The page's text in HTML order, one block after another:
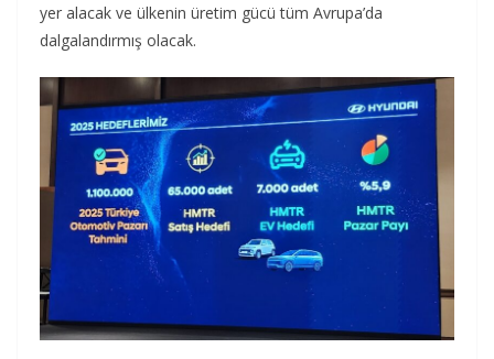
yer alacak ve ülkenin üretim gücü tüm Avrupa’da
dalgalandırmış olacak.